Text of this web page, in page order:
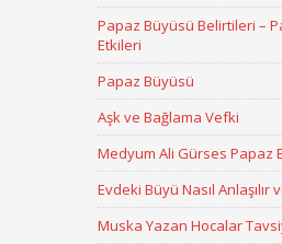
Papaz Büyüsü Belirtileri –
Etkileri
Papaz Büyüsü
Aşk ve Bağlama Vefki
Medyum Ali Gürses Papaz
Evdeki Büyü Nasıl Anlaşılır
Muska Yazan Hocalar